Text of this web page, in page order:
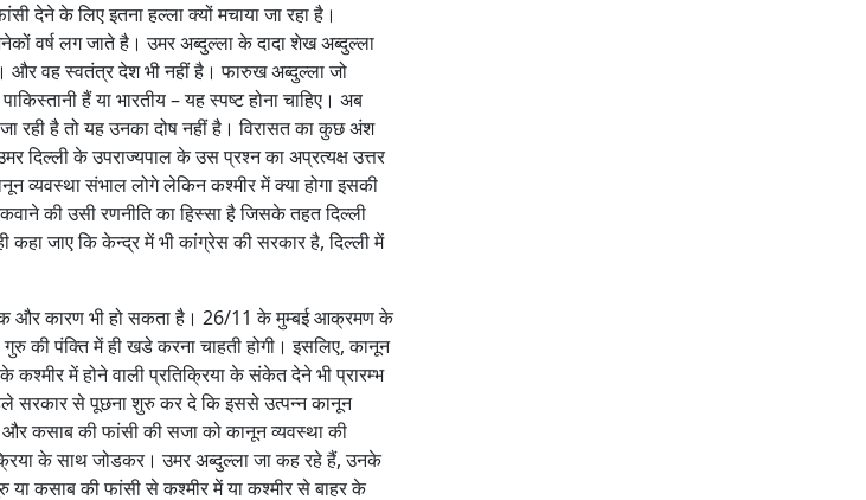
देने के लिए इतना हल्ला क्यों मचाया जा रहा है।
वर्ष लग जाते है। उमर अब्दुल्ला के दादा शेख अब्दुल्ला
वह स्वतंत्र देश भी नहीं है। फारुख अब्दुल्ला जो
हैं या भारतीय – यह स्पष्ट होना चाहिए। अब
रही है तो यह उनका दोष नहीं है। विरासत का कुछ अंश
दिल्ली के उपराज्यपाल के उस प्रश्न का अप्रत्यक्ष उत्तर
व्यवस्था संभाल लोगे लेकिन कश्मीर में क्या होगा इसकी
की उसी रणनीति का हिस्सा है जिसके तहत दिल्ली
कहा जाए कि केन्द्र में भी कांग्रेस की सरकार है, दिल्ली में
और कारण भी हो सकता है। 26/11 के मुम्बई आक्रमण के
की पंक्ति में ही खडे करना चाहती होगी। इसलिए, कानून
में होने वाली प्रतिक्रिया के संकेत देने भी प्रारम्भ
सरकार से पूछना शुरु कर दे कि इससे उत्पन्न कानून
कसाब की फांसी की सजा को कानून व्यवस्था की
के साथ जोडकर। उमर अब्दुल्ला जा कह रहे हैं, उनके
कसाब की फांसी से कश्मीर में या कश्मीर से बाहर के